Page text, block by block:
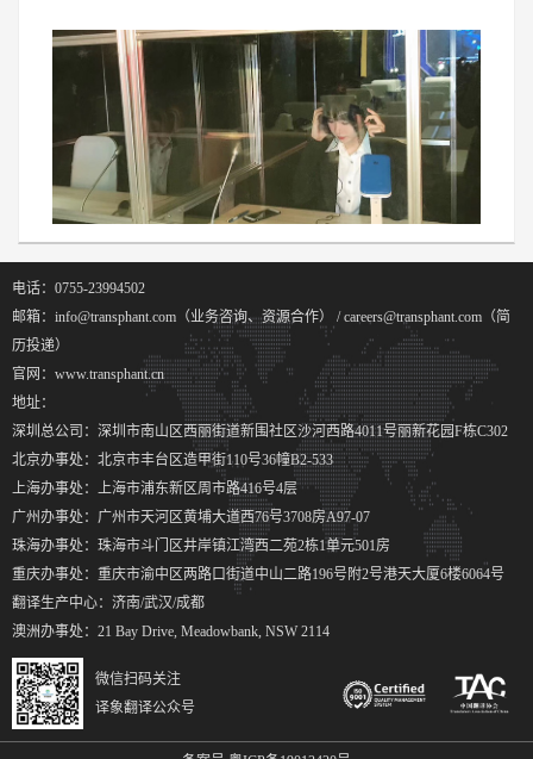
电话：0755-23994502
邮箱：info@transphant.com（业务咨询、资源合作） / careers@transphant.com（简
历投递）
官网：www.transphant.cn
地址：
深圳总公司：深圳市南山区西丽街道新围社区沙河西路4011号丽新花园F栋C302
北京办事处：北京市丰台区造甲街110号36幢B2-533
上海办事处：上海市浦东新区周市路416号4层
广州办事处：广州市天河区黄埔大道西76号3708房A97-07
珠海办事处：珠海市斗门区井岸镇江湾西二苑2栋1单元501房
重庆办事处：重庆市渝中区两路口街道中山二路196号附2号港天大厦6楼6064号
翻译生产中心：济南/武汉/成都
澳洲办事处：21 Bay Drive, Meadowbank, NSW 2114
微信扫码关注
译象翻译公众号